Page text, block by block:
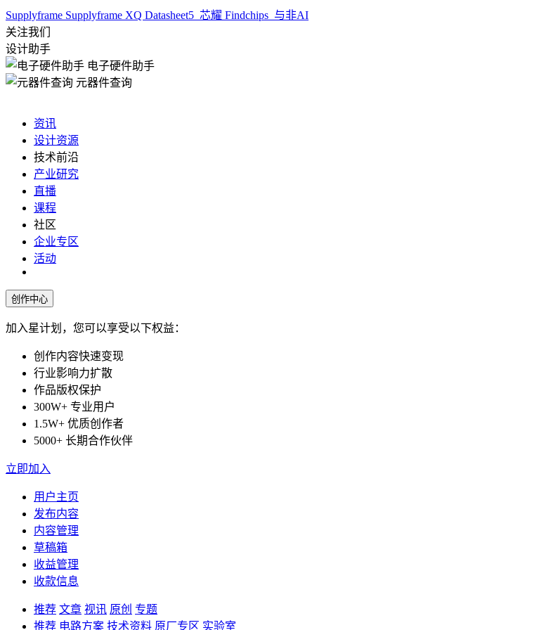
Supplyframe Supplyframe XQ Datasheet5 芯耀 Findchips 与非AI
关注我们
设计助手
电子硬件助手
元器件查询
资讯
设计资源
技术前沿
产业研究
直播
课程
社区
企业专区
活动
创作中心
加入星计划，您可以享受以下权益：
创作内容快速变现
行业影响力扩散
作品版权保护
300W+ 专业用户
1.5W+ 优质创作者
5000+ 长期合作伙伴
立即加入
用户主页
发布内容
内容管理
草稿箱
收益管理
收款信息
推荐 文章 视讯 原创 专题
推荐 电路方案 技术资料 原厂专区 实验室